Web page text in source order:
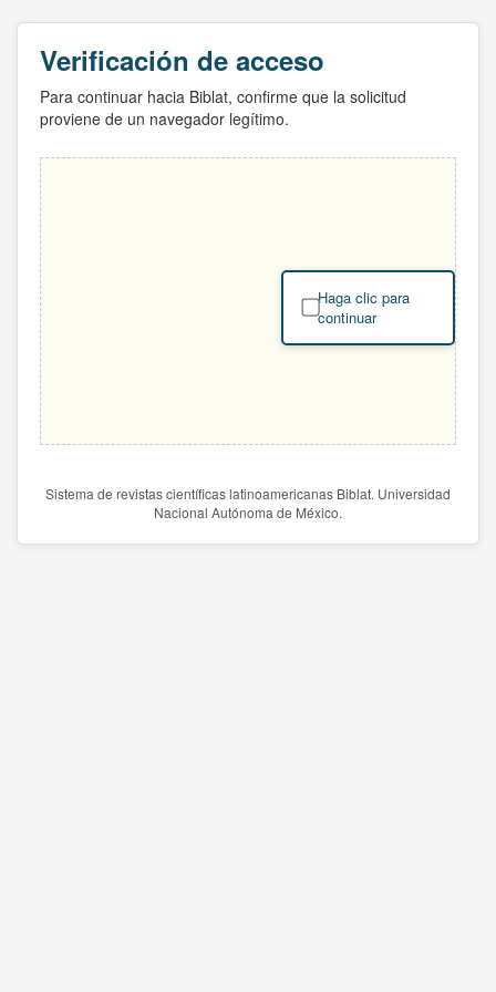
Verificación de acceso
Para continuar hacia Biblat, confirme que la solicitud
proviene de un navegador legítimo.
Haga clic para
continuar
Sistema de revistas científicas latinoamericanas Biblat. Universidad
Nacional Autónoma de México.